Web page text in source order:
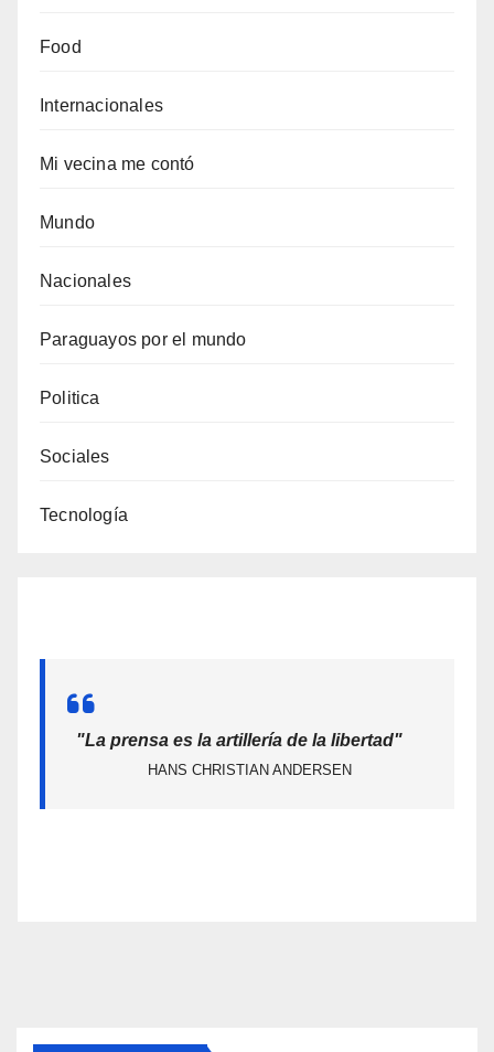
Food
Internacionales
Mi vecina me contó
Mundo
Nacionales
Paraguayos por el mundo
Politica
Sociales
Tecnología
"La prensa es la artillería de la libertad"
HANS CHRISTIAN ANDERSEN